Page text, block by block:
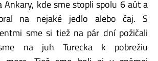
Ankary, kde sme stopli spolu 6 aút a
na nejaké jedlo alebo čaj. S
sme si tiež na pár dní požičali
na juh Turecka k pobrežiu